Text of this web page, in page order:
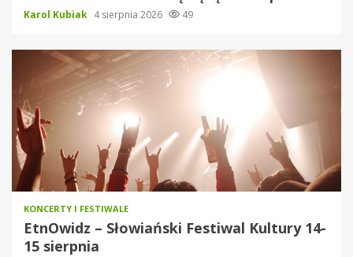
Karol Kubiak 4 sierpnia 2026 49
KONCERTY I FESTIWALE
EtnOwidz – Słowiański Festiwal Kultury 14-
15 sierpnia